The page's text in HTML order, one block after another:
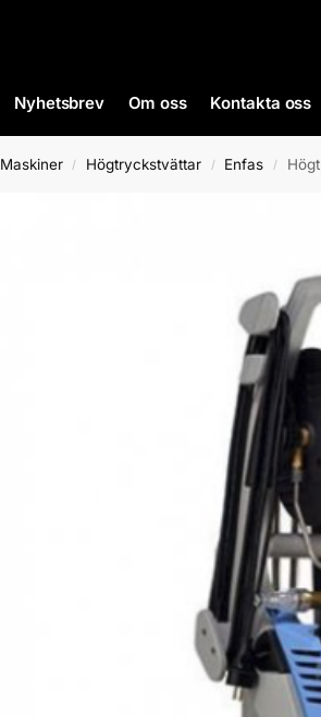
Nyhetsbrev Om oss Kontakta oss
Maskiner / Högtryckstvättar / Enfas /